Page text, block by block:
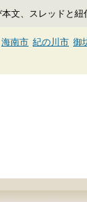
文、スレッドと紐
海南市 紀の川市 御